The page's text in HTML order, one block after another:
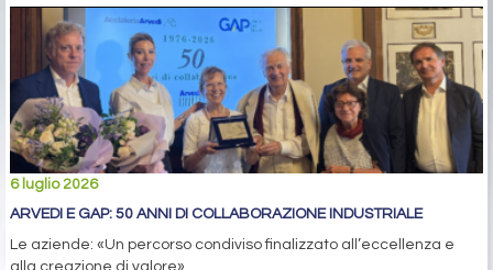
6 luglio 2026
ARVEDI E GAP: 50 ANNI DI COLLABORAZIONE INDUSTRIALE
Le aziende: «Un percorso condiviso finalizzato all’eccellenza e
alla creazione di valore»